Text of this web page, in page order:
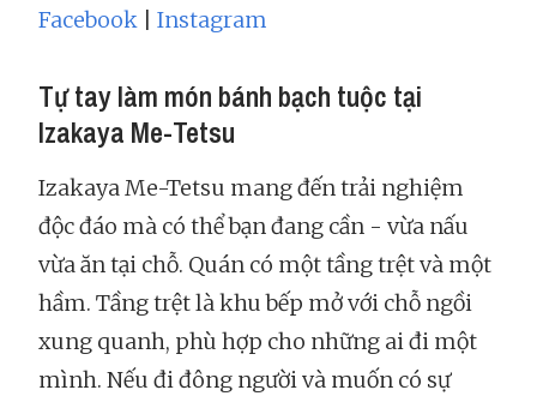
Facebook Instagram
Tự tay làm món bánh bạch tuộc tại
Izakaya Me-Tetsu
Izakaya Me-Tetsu mang đến trải nghiệm
độc đáo mà có thể bạn đang cần - vừa nấu
vừa ăn tại chỗ. Quán có một tầng trệt và một
hầm. Tầng trệt là khu bếp mở với chỗ ngồi
xung quanh, phù hợp cho những ai đi một
mình. Nếu đi đông người và muốn có sự